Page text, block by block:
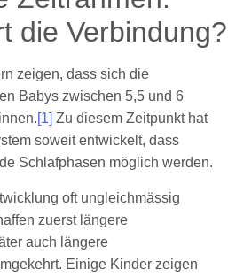
die Verbindung?
zeigen, dass sich die
Babys zwischen 5,5 und 6
[1] Zu diesem Zeitpunkt hat
soweit entwickelt, dass
Schlafphasen möglich werden.
oft ungleichmässig
zuerst längere
auch längere
Einige Kinder zeigen